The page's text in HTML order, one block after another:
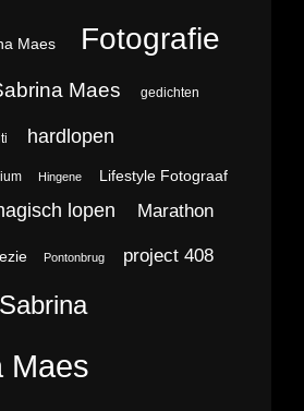
Maes Fotografie
Maes gedichten
hardlopen
Hingene Lifestyle Fotograaf
lopen Marathon
Pontonbrug project 408
Sabrina
Maes